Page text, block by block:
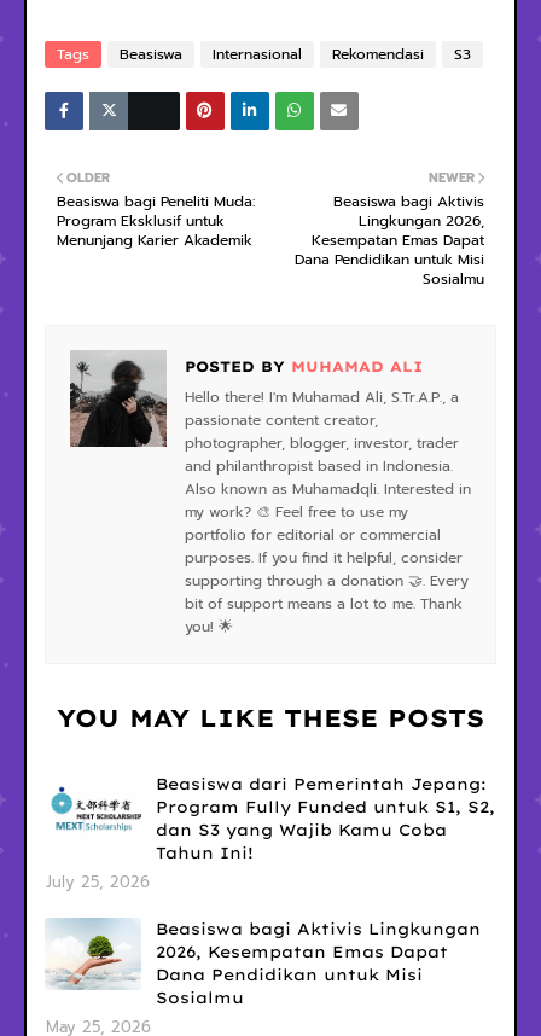
Tags Beasiswa Internasional Rekomendasi S3
NEWER
Beasiswa bagi Aktivis
Lingkungan 2026,
Kesempatan Emas Dapat
Dana Pendidikan untuk Misi
Sosialmu
OLDER
Beasiswa bagi Peneliti Muda:
Program Eksklusif untuk
Menunjang Karier Akademik
POSTED BY MUHAMAD ALI
Hello there! I'm Muhamad Ali, S.Tr.A.P., a
passionate content creator,
photographer, blogger, investor, trader
and philanthropist based in Indonesia.
Also known as Muhamadqli. Interested in
my work? 🎨 Feel free to use my
portfolio for editorial or commercial
purposes. If you find it helpful, consider
supporting through a donation 🤝. Every
bit of support means a lot to me. Thank
you! 🌟
YOU MAY LIKE THESE POSTS
Beasiswa dari Pemerintah Jepang:
Program Fully Funded untuk S1, S2,
dan S3 yang Wajib Kamu Coba
Tahun Ini!
July 25, 2026
Beasiswa bagi Aktivis Lingkungan
2026, Kesempatan Emas Dapat
Dana Pendidikan untuk Misi
Sosialmu
May 25, 2026